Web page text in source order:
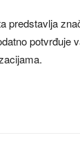
predstavlja
potvrđuje